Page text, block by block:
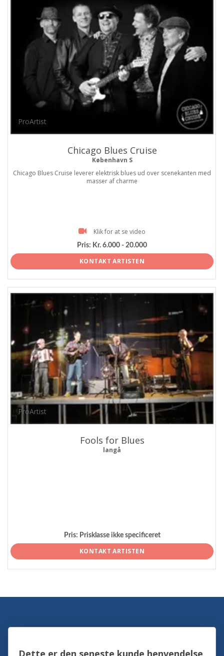
ProArtist
Chicago Blues Cruise
København S
Chicago Blues Cruise leverer elektrisk blues ud over scenekanten med
masser af charme
Klik for at se video
Pris: Kr. 6.000 - 20.000
KONTAKT ARTISTEN
ProArtist
Fools for Blues
langå
Pris: Prisklasse ikke specificeret
KONTAKT ARTISTEN
Dette er den seneste kunde henvendelse